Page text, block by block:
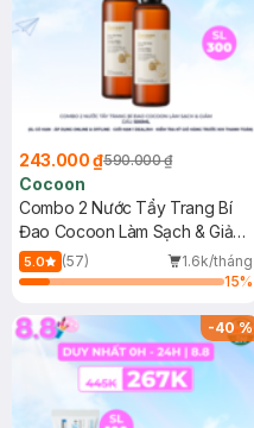
243.000 ₫590.000 ₫
Cocoon
Combo 2 Nước Tẩy Trang Bí
Đao Cocoon Làm Sạch & Giảm
Dầu 500ml
5.0 (57)
1.6k/tháng
15%
-40%